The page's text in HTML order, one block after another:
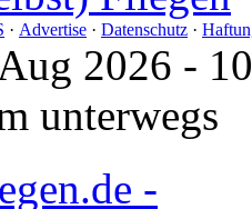
· Advertise · Datenschutz ·
2026 -
unterwegs